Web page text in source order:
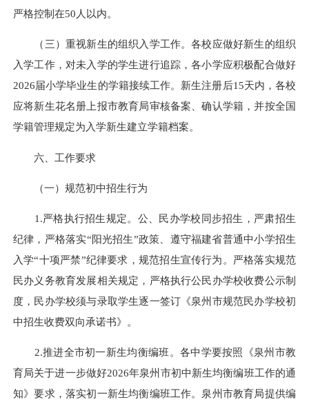
严格控制在50人以内。
（三）重视新生的组织入学工作。各校应做好新生的组织
入学工作，对未入学的学生进行追踪，各小学应积极配合做好
2026届小学毕业生的学籍接续工作。新生注册后15天内，各校
应将新生花名册上报市教育局审核备案、确认学籍，并按全国
学籍管理规定为入学新生建立学籍档案。
六、工作要求
（一）规范初中招生行为
1.严格执行招生规定。公、民办学校同步招生，严肃招生
纪律，严格落实“阳光招生”政策、遵守福建省普通中小学招生
入学“十项严禁”纪律要求，规范招生宣传行为。严格落实规范
民办义务教育发展相关规定，严格执行公民办学校收费公示制
度，民办学校须与录取学生逐一签订《泉州市规范民办学校初
中招生收费双向承诺书》。
2.推进全市初一新生均衡编班。各中学要按照《泉州市教
育局关于进一步做好2026年泉州市初中新生均衡编班工作的通
知》要求，落实初一新生均衡编班工作。泉州市教育局提供编